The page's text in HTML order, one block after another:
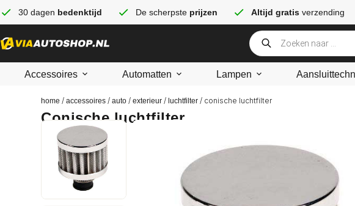
30 dagen bedenktijd De scherpste prijzen Altijd gratis verzending
Accessoires Automatten Lampen
home /accessoires /auto /exterieur /luchtfilter / conische luchtfilter
Conische luchtfilter